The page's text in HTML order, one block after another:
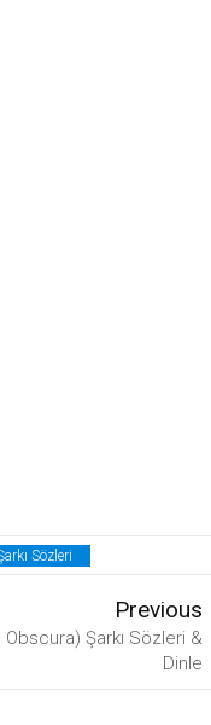
Sözleri
Previous
Obscura) Şarkı Sözleri &
Dinle